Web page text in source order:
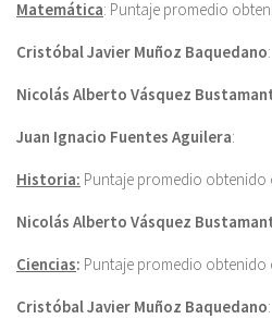
Matemática: Puntaje promedio
Cristóbal Javier Muñoz Baquedano
Nicolás Alberto Vásquez
Juan Ignacio Fuentes Aguilera:
Historia: Puntaje promedio obtenido
Nicolás Alberto Vásquez
Ciencias: Puntaje promedio obtenido
Cristóbal Javier Muñoz Baquedano